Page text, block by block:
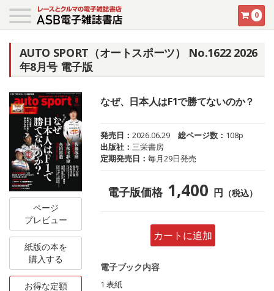
0
AUTO SPORT（オートスポーツ） No.1622 2026
年8月号 電子版
ページ
プレビュー
紙版の本を
購入する
お得な定額
なぜ、日本人はF1で勝てないのか？
発売日：2026.06.29 総ページ数： 108p
出版社：三栄書房
定期発売日：毎月29日発売
電子版価格 1,400 円 （税込）
カートに追加
電子ブック内容
1 表紙